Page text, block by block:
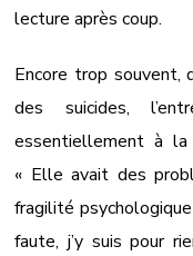
lecture après coup.
Encore trop souvent,
des suicides,
essentiellement à la
« Elle avait des
fragilité psychologique
faute, j’y suis pour